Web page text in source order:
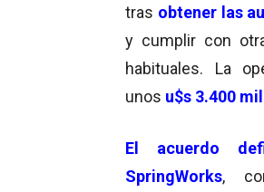
tras obtener las
y cumplir con
habituales. La
unos u$s 3.400
El acuerdo
SpringWorks,